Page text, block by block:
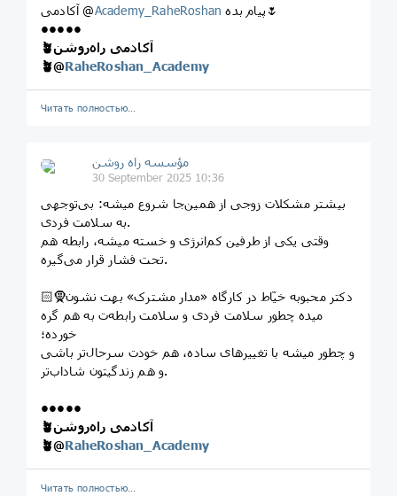
آکادمی @Academy_RaheRoshan
پیام بده🌷
•••••
🪴آکادمی راه‌روشن
🪴@RaheRoshan_Academy
Читать полностью…
مؤسسه راه روشن
30 September 2025 10:36
بیشتر مشکلات زوجی از همین‌جا شروع میشه: بی‌توجهی
به سلامت فردی.
وقتی یکی از طرفین کم‌انرژی و خسته میشه، رابطه هم
تحت فشار قرار می‌گیره.
🧕🏻دکتر محبوبه خیّاط در کارگاه «مدار مشترک» بهت نشون
میده چطور سلامت فردی و سلامت رابطه‌ت به هم گره
خورده؛
و چطور میشه با تغییرهای ساده، هم خودت سرحال‌تر باشی
و هم زندگیتون شاداب‌تر.
•••••
🪴آکادمی راه‌روشن
🪴@RaheRoshan_Academy
Читать полностью…